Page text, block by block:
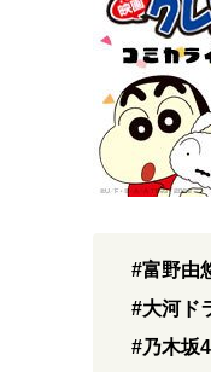
#富野由
#大河ド
#乃木坂